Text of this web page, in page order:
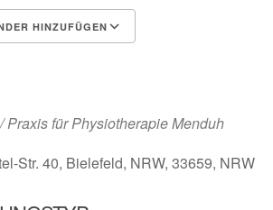
HINZUFÜGEN
Praxis für Physiotherapie Menduh
Str. 40, Bielefeld, NRW, 33659, NRW